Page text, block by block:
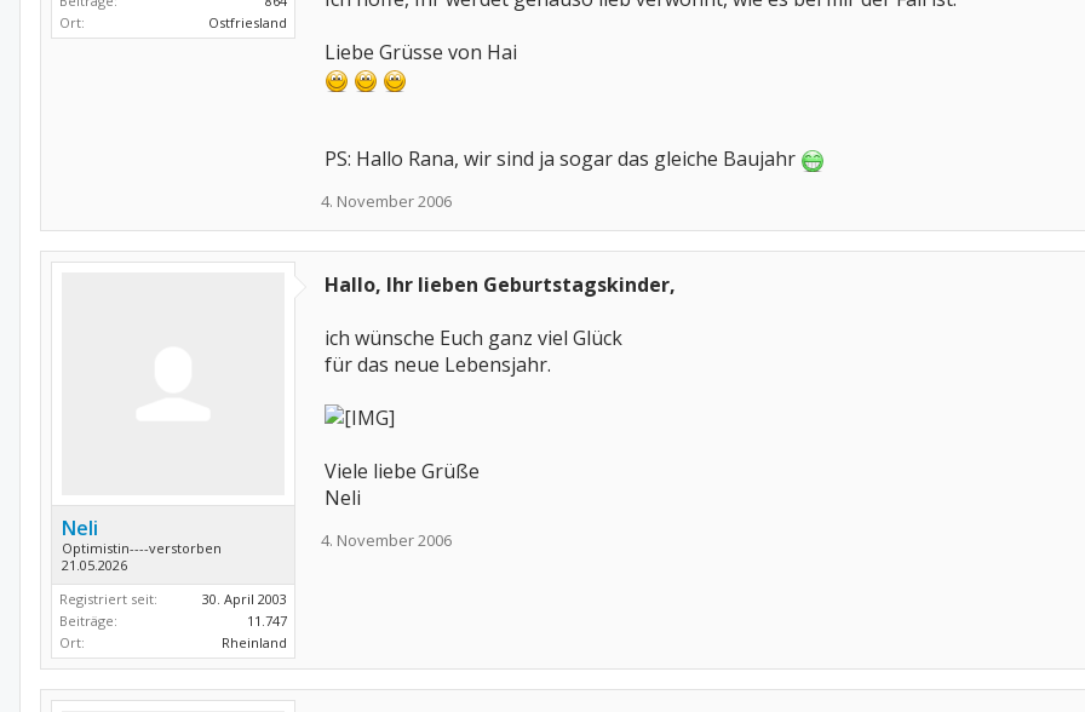
Ort:
Ostfriesland
Liebe Grüsse von Hai
PS: Hallo Rana, wir sind ja sogar das gleiche Baujahr
4. November 2006
Neli
Optimistin----verstorben
21.05.2026
Registriert seit:
30. April 2003
Beiträge:
11.747
Ort:
Rheinland
Hallo, Ihr lieben Geburtstagskinder,
ich wünsche Euch ganz viel Glück
für das neue Lebensjahr.
Viele liebe Grüße
Neli
4. November 2006